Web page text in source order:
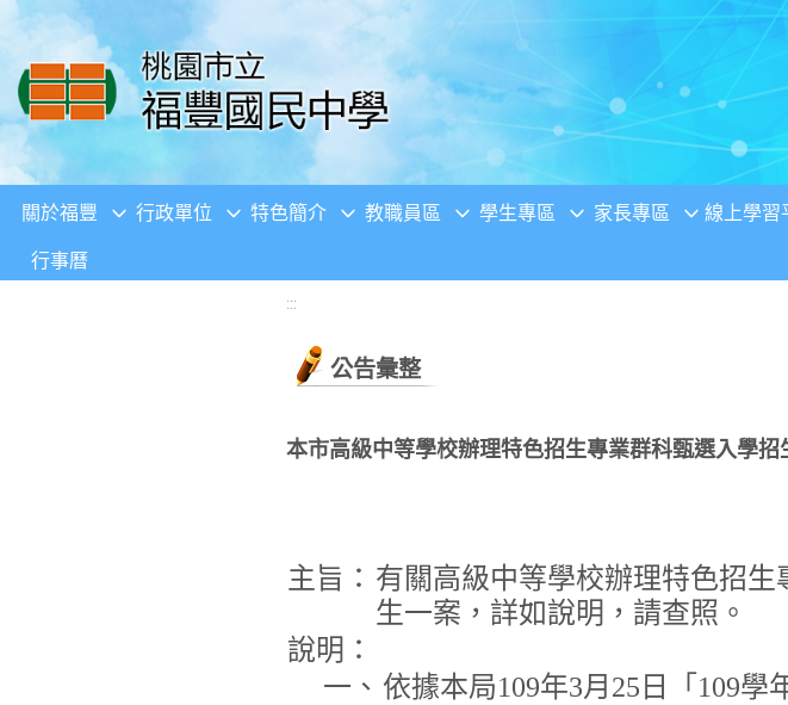
移至網頁之主要內容區位置
關於福豐 行政單位 特色簡介 教職員區 學生專區 家長專區 線上學習
行事曆
:::
公告彙整
本市高級中等學校辦理特色招生專業群科甄選入學
主旨： 有關高級中等學校辦理特色招生
生一案，詳如說明，請查照。
說明：
一、 依據本局109年3月25日「109學